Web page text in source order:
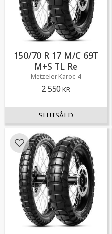
150/70 R 17 M/C 69T
M+S TL Re
Metzeler Karoo 4
2 550 KR
Lägg till i favoriter